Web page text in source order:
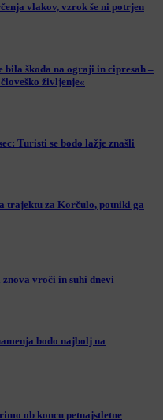
vlakov, vzrok še ni potrjen
bila škoda na ograji in cipresah –
življenje«
Turisti se bodo lažje znašli
trajektu za Korčulo, potniki ga
vroči in suhi dnevi
bodo najbolj na
ob koncu petnajstletne